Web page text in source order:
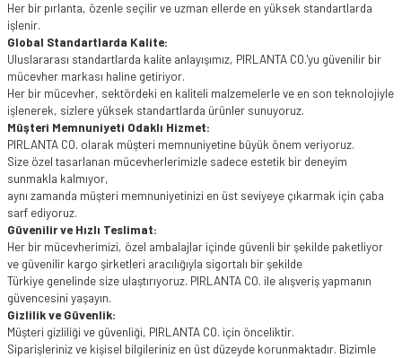
Her bir pırlanta, özenle seçilir ve uzman ellerde en yüksek standartlarda
işlenir.
Global Standartlarda Kalite:
Uluslararası standartlarda kalite anlayışımız, PIRLANTA CO.'yu güvenilir bir
mücevher markası haline getiriyor.
Her bir mücevher, sektördeki en kaliteli malzemelerle ve en son teknolojiyle
işlenerek, sizlere yüksek standartlarda ürünler sunuyoruz.
Müşteri Memnuniyeti Odaklı Hizmet:
PIRLANTA CO. olarak müşteri memnuniyetine büyük önem veriyoruz.
Size özel tasarlanan mücevherlerimizle sadece estetik bir deneyim
sunmakla kalmıyor,
aynı zamanda müşteri memnuniyetinizi en üst seviyeye çıkarmak için çaba
sarf ediyoruz.
Güvenilir ve Hızlı Teslimat:
Her bir mücevherimizi, özel ambalajlar içinde güvenli bir şekilde paketliyor
ve güvenilir kargo şirketleri aracılığıyla sigortalı bir şekilde
Türkiye genelinde size ulaştırıyoruz. PIRLANTA CO. ile alışveriş yapmanın
güvencesini yaşayın.
Gizlilik ve Güvenlik:
Müşteri gizliliği ve güvenliği, PIRLANTA CO. için önceliktir.
Siparişleriniz ve kişisel bilgileriniz en üst düzeyde korunmaktadır. Bizimle